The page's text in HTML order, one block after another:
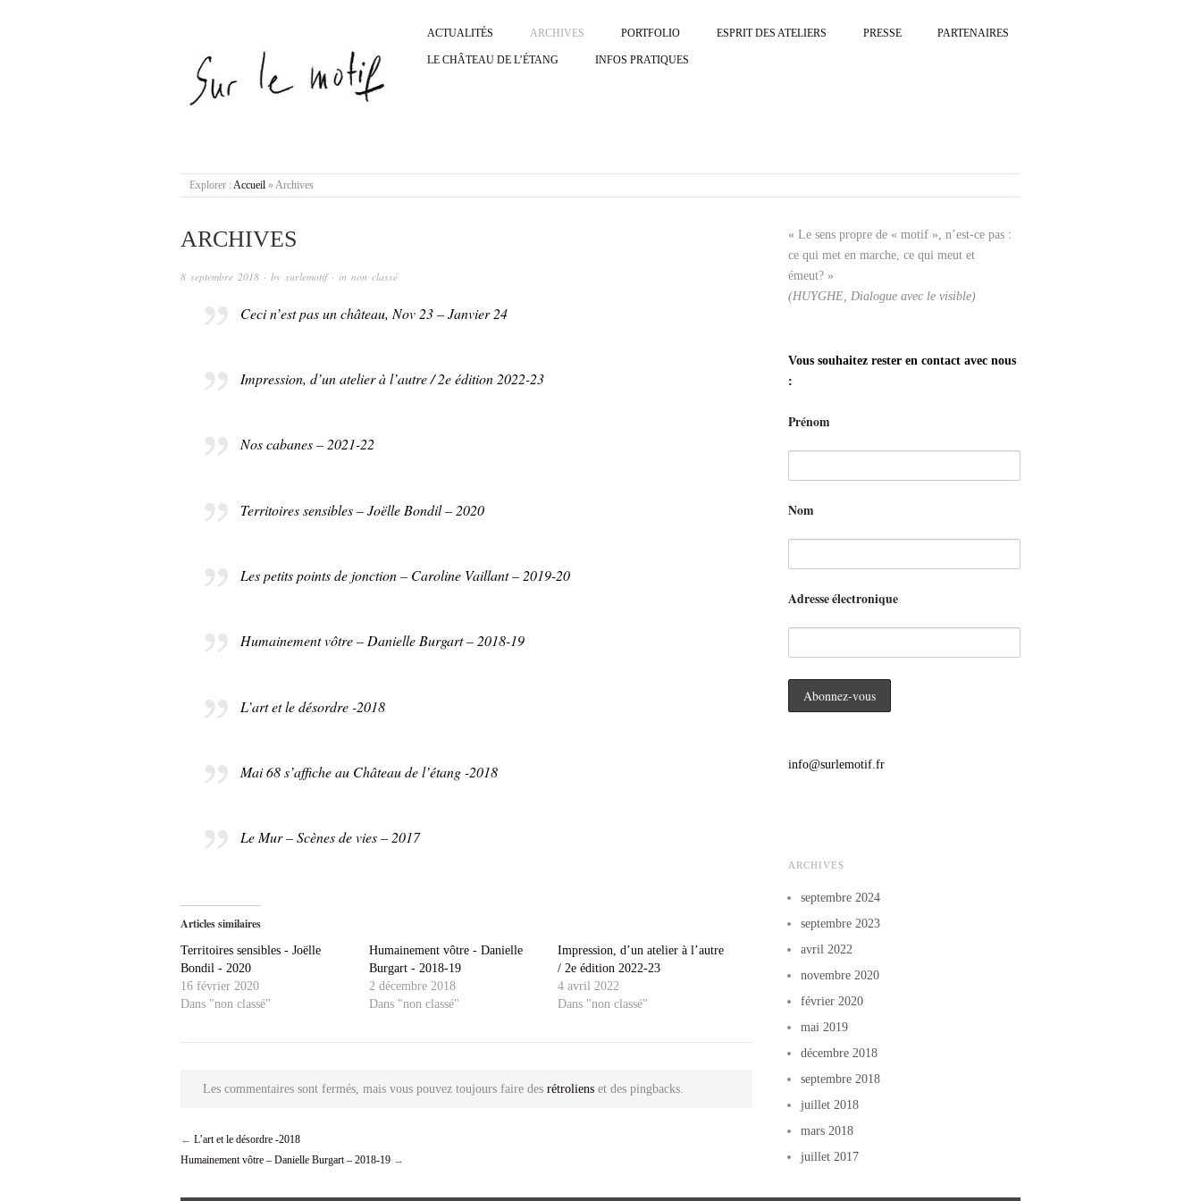
ACTUALITÉS ARCHIVES PORTFOLIO ESPRIT DES ATELIERS PRESSE PARTENAIRES
LE CHÂTEAU DE L’ÉTANG INFOS PRATIQUES
Explorer : Accueil »Archives
ARCHIVES
8 septembre 2018 · by surlemotif· in non classé
Ceci n’est pas un château, Nov 23 – Janvier 24
Impression, d’un atelier à l’autre / 2e édition 2022-23
Nos cabanes – 2021-22
Territoires sensibles – Joëlle Bondil – 2020
Les petits points de jonction – Caroline Vaillant – 2019-20
Humainement vôtre – Danielle Burgart – 2018-19
L’art et le désordre -2018
Mai 68 s’affiche au Château de l’étang -2018
Le Mur – Scènes de vies – 2017
Articles similaires
Territoires sensibles - Joëlle
Bondil - 2020
16 février 2020
Dans "non classé"
Humainement vôtre - Danielle
Burgart - 2018-19
2 décembre 2018
Dans "non classé"
Impression, d’un atelier à l’autre
/ 2e édition 2022-23
4 avril 2022
Dans "non classé"
Les commentaires sont fermés, mais vous pouvez toujours faire des rétroliens et des pingbacks.
← L’art et le désordre -2018
Humainement vôtre – Danielle Burgart – 2018-19 →
« Le sens propre de « motif », n’est-ce pas :
ce qui met en marche, ce qui meut et
émeut? »
(HUYGHE, Dialogue avec le visible)
Vous souhaitez rester en contact avec nous
:
Prénom
Nom
Adresse électronique
info@surlemotif.fr
ARCHIVES
septembre 2024
septembre 2023
avril 2022
novembre 2020
février 2020
mai 2019
décembre 2018
septembre 2018
juillet 2018
mars 2018
juillet 2017